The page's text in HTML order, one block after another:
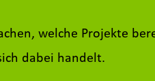
welche Projekte
dabei handelt.